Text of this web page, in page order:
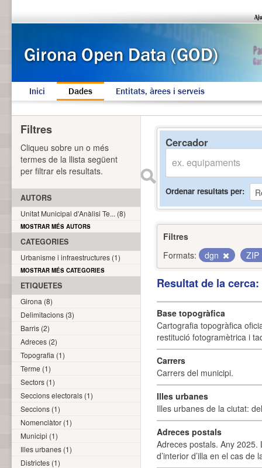
Inici Dades Entitats, àrees i serveis
Cercador
Ordenar resultats per
Filtres
Formats:
dgn ZIP
Resultat de la
Base topogràfica
Cartografia topogràfica
restitució fotogramètrica i
Carrers
Carrers del municipi.
Illes urbanes
Illes urbanes de la ciutat:
Adreces postals
Adreces postals. Any 2025.
d’interior d’illa en el cas
Filtres
Cliqueu sobre un o més
termes de la llista següent
per filtrar els resultats.
AUTORS
Unitat Municipal d'Anàlisi Te... (8)
MOSTRAR MÉS AUTORS
CATEGORIES
Urbanisme i infraestructures (1)
MOSTRAR MÉS CATEGORIES
ETIQUETES
Girona (8)
Delimitacions (3)
Barris (2)
Adreces (2)
Topografia (1)
Terme (1)
Sectors (1)
Seccions electorals (1)
Seccions (1)
Nomenclàtor (1)
Municipi (1)
Illes urbanes (1)
Districtes (1)